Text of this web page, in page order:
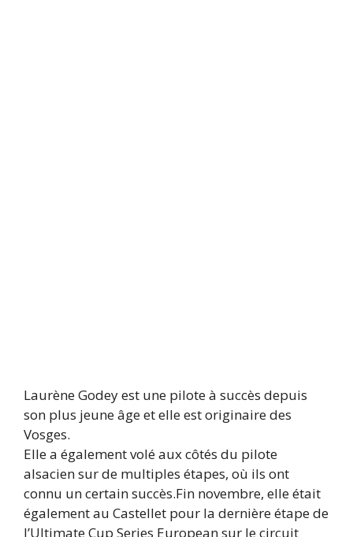
Laurène Godey est une pilote à succès depuis
son plus jeune âge et elle est originaire des
Vosges.
Elle a également volé aux côtés du pilote
alsacien sur de multiples étapes, où ils ont
connu un certain succès.Fin novembre, elle était
également au Castellet pour la dernière étape de
l’Ultimate Cup Series European sur le circuit